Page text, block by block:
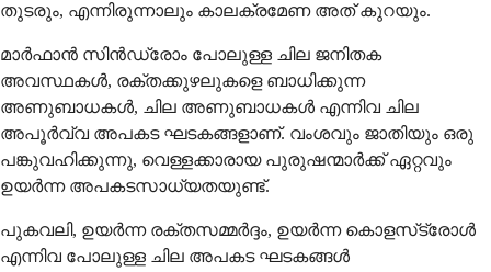
തുടരും, എന്നിരുന്നാലും കാലക്രമേണ അത് കുറയും.
മാർഫാൻ സിൻഡ്രോം പോലുള്ള ചില ജനിതക
അവസ്ഥകൾ, രക്തക്കുഴലുകളെ ബാധിക്കുന്ന
അണുബാധകൾ, ചില അണുബാധകൾ എന്നിവ ചില
അപൂർവ്വ അപകട ഘടകങ്ങളാണ്. വംശവും ജാതിയും ഒരു
പങ്കുവഹിക്കുന്നു, വെള്ളക്കാരായ പുരുഷന്മാർക്ക് ഏറ്റവും
ഉയർന്ന അപകടസാധ്യതയുണ്ട്.
പുകവലി, ഉയർന്ന രക്തസമ്മർദ്ദം, ഉയർന്ന കൊളസ്‌ട്രോൾ
എന്നിവ പോലുള്ള ചില അപകട ഘടകങ്ങൾ